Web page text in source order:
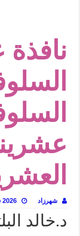
من سيرة «إيفان
من «أرشيف ريبليكا»
من مطابخ الأسواق
“الرحالة العرب
عوالم منصورة عز
الطعام في الحضارة
يوم شاهدت زينات
شهرزاد 2026 فبراير 26
د.خالد